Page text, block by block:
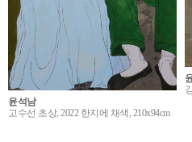
윤석남
고수선 초상, 2022 한지에 채색, 210x94cm